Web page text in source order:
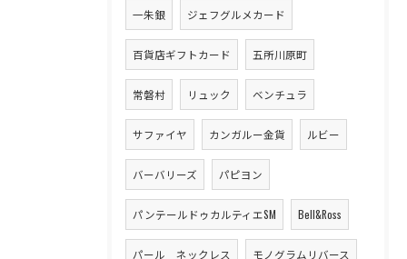
一朱銀 ジェフグルメカード
百貨店ギフトカード 五所川原町
常磐村 リュック ベンチュラ
サファイヤ カンガルー金貨 ルビー
バーバリーズ パピヨン
パンテールドゥカルティエSM Bell&Ross
パール ネックレス モノグラムリバース